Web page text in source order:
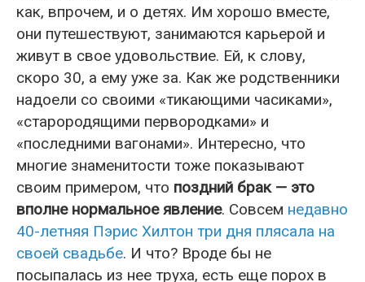
как, впрочем, и о детях. Им хорошо вместе,
они путешествуют, занимаются карьерой и
живут в свое удовольствие. Ей, к слову,
скоро 30, а ему уже за. Как же родственники
надоели со своими «тикающими часиками»,
«старородящими первородками» и
«последними вагонами». Интересно, что
многие знаменитости тоже показывают
своим примером, что поздний брак — это
вполне нормальное явление. Совсем недавно
40-летняя Пэрис Хилтон три дня плясала на
своей свадьбе. И что? Вроде бы не
посыпалась из нее труха, есть еще порох в